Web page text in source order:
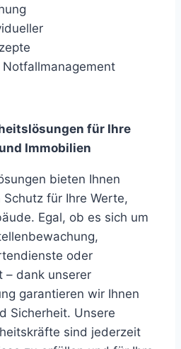
für Ihre
Immobilien
bieten Ihnen
für Ihre Werte,
Egal, ob es sich um
oder
– dank unserer
garantieren wir Ihnen
Sicherheit. Unsere
sind jederzeit